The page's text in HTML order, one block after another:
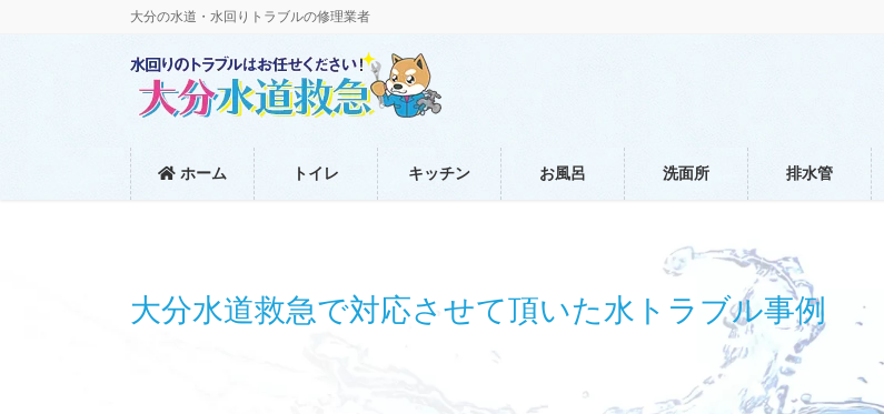
大分の水道・水回りトラブルの修理業者
ホーム トイレ キッチン お風呂 洗面所 排水管
大分水道救急で対応させて頂いた水トラブル事例